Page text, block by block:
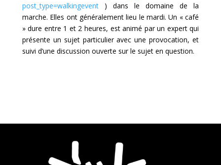
post_type=walkingevent) dans le domaine de la
marche. Elles ont généralement lieu le mardi. Un « café
» dure entre 1 et 2 heures, est animé par un expert qui
présente un sujet particulier avec une provocation, et
suivi d’une discussion ouverte sur le sujet en question.